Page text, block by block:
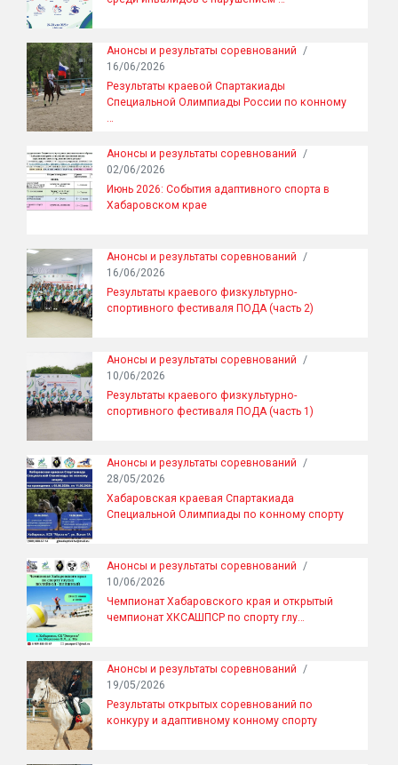
Анонсы и результаты соревнований /
16/06/2026
Результаты краевой Спартакиады
Специальной Олимпиады России по конному
…
Анонсы и результаты соревнований /
02/06/2026
Июнь 2026: События адаптивного спорта в
Хабаровском крае
Анонсы и результаты соревнований /
16/06/2026
Результаты краевого физкультурно-
спортивного фестиваля ПОДА (часть 2)
Анонсы и результаты соревнований /
10/06/2026
Результаты краевого физкультурно-
спортивного фестиваля ПОДА (часть 1)
Анонсы и результаты соревнований /
28/05/2026
Хабаровская краевая Спартакиада
Специальной Олимпиады по конному спорту
Анонсы и результаты соревнований /
10/06/2026
Чемпионат Хабаровского края и открытый
чемпионат ХКСАШПСР по спорту глу…
Анонсы и результаты соревнований /
19/05/2026
Результаты открытых соревнований по
конкуру и адаптивному конному спорту